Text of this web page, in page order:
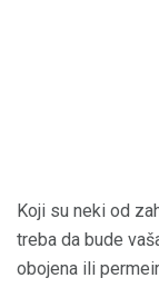
Koji su neki od
treba da bude
obojena ili